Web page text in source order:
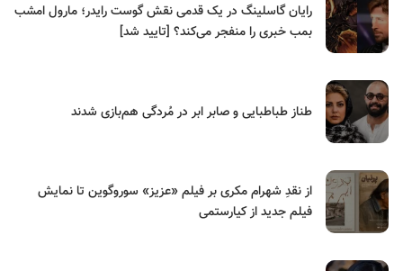
رایان گاسلینگ در یک قدمی نقش گوست رایدر؛ مارول امشب
بمب خبری را منفجر می‌کند؟ [تایید شد]
طناز طباطبایی و صابر ابر در مُردگی هم‌بازی شدند
از نقدِ شهرام مکری بر فیلم «عزیز» سوروگوین تا نمایش
فیلم جدید از کیارستمی